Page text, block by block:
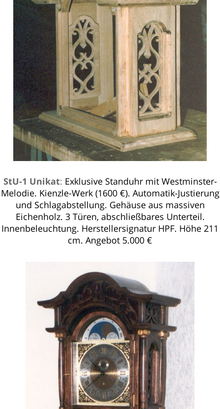
StU-1 Unikat: Exklusive Standuhr mit Westminster-
Melodie. Kienzle-Werk (1600 €). Automatik-Justierung
und Schlagabstellung. Gehäuse aus massiven
Eichenholz. 3 Türen, abschließbares Unterteil.
Innenbeleuchtung. Herstellersignatur HPF. Höhe 211
cm. Angebot 5.000 €